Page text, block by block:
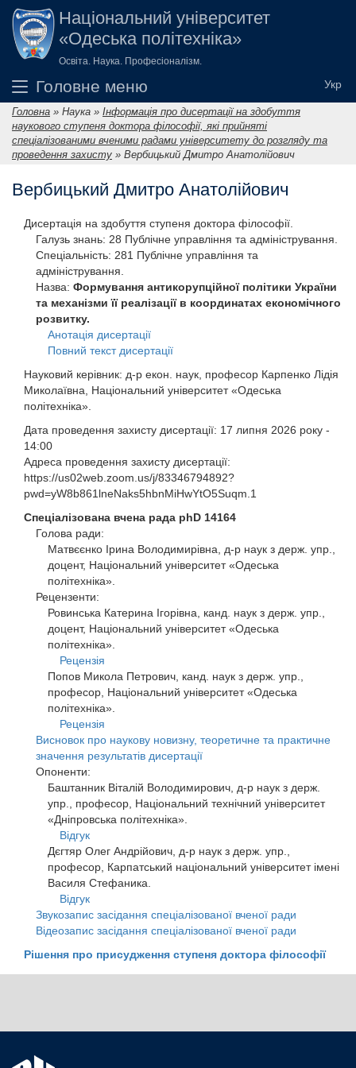
Перейти до основного вмісту
Національний університет
«Одеська політехніка»
Освіта. Наука. Професіоналізм.
Головне меню
Ви є тут
Головна » Наука » Інформація про дисертації на здобуття
наукового ступеня доктора філософії, які прийняті
спеціалізованими вченими радами університету до розгляду та
проведення захисту » Вербицький Дмитро Анатолійович
Вербицький Дмитро Анатолійович
Дисертація на здобуття ступеня доктора філософії.
Галузь знань: 28 Публічне управління та адміністрування.
Спеціальність: 281 Публічне управління та
адміністрування.
Назва: Формування антикорупційної політики України
та механізми її реалізації в координатах економічного
розвитку.
Анотація дисертації
Повний текст дисертації
Науковий керівник: д-р екон. наук, професор Карпенко Лідія
Миколаївна, Національний університет «Одеська
політехніка».
Дата проведення захисту дисертації: 17 липня 2026 року -
14:00
Адреса проведення захисту дисертації:
https://us02web.zoom.us/j/83346794892?
pwd=yW8b861lneNaks5hbnMiHwYtO5Suqm.1
Спеціалізована вчена рада phD 14164
Голова ради:
Матвєєнко Ірина Володимирівна, д-р наук з держ. упр.,
доцент, Національний університет «Одеська
політехніка».
Рецензенти:
Ровинська Катерина Ігорівна, канд. наук з держ. упр.,
доцент, Національний університет «Одеська
політехніка».
Рецензія
Попов Микола Петрович, канд. наук з держ. упр.,
професор, Національний університет «Одеська
політехніка».
Рецензія
Висновок про наукову новизну, теоретичне та практичне
значення результатів дисертації
Опоненти:
Баштанник Віталій Володимирович, д-р наук з держ.
упр., професор, Національний технічний університет
«Дніпровська політехніка».
Відгук
Дєгтяр Олег Андрійович, д-р наук з держ. упр.,
професор, Карпатський національний університет імені
Василя Стефаника.
Відгук
Звукозапис засідання спеціалізованої вченої ради
Відеозапис засідання спеціалізованої вченої ради
Рішення про присудження ступеня доктора філософії